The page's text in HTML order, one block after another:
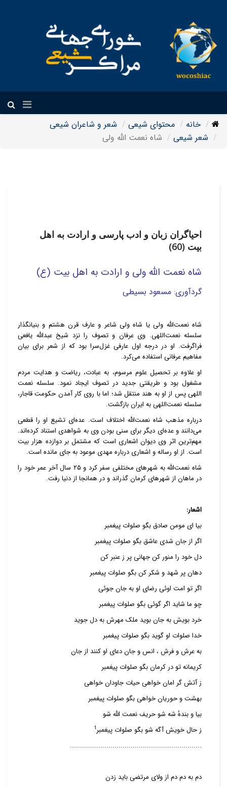
خانه محتوای شیعی
شعر و شاعران شیعی
شعر شیعی
شاه نعمت الله ولی
احیاگران زبان و ادب پارسی و ارادت به اهل
بیت (60)
شاه نعمت الله ولی و ارادت به اهل بیت (ع)
گردآوری: مسعود بسیطی
شاه نعمت‌الله ولی یا شاه ولی شاعر و عارف قرن هشتم و بنیانگذار
سلسله نعمت‌اللهی. وی عرفان و تصوف را نزد شیخ عبدالله یافعی
فراگرفت. او در درجه اول عارفی غزل‌سرا بود که از شعر برای بیان
مفاهیم عرفانی استفاده می‌کرد.
او علاوه بر تحصیل علوم مرسوم،‌ به عبادت، ریاضت و هدایت مردم
مشغول بود و طریقتی جدید در تصوف ایجاد نمود. سلسله نعمت
اللهی پس از او به هند منتقل شد؛ اما با روی کار آمدن حکومت قاجار،
سلسله نعمت‌اللهی به ایران بازگشت.
درباره مذهب شاه نعمت‌الله اختلاف است. عده‌ای تشیع او را قطعی
می‌دانند و عده‌ای دیگر برای سنی بودن وی به شواهدی استناد کرده‌اند.
مهم‌ترین اثر وی دیوان اشعاری است که مشتمل بر دوازده هزار بیت
است. از او رساله و اشعاری درباره مهدی موعود به جای مانده است.
شاه نعمت‌الله به شهر‌های مختلفی سفر کرد و ۲۵ سال آخر عمر خود را
در ماهان از شهرهای کرمان گذراند و در همانجا از دنیا رفت.
اشعار:
بیا ای مومن صادق بگو صلوات پیغمبر
اگر از جان شدی عاشق بگو صلوات پیغمبر
دل خود را منور کن جهانی پر ز عنبر کن
دهان پر شهد و شکر کن بگو صلوات پیغمبر
اگر تو امت اوئی رضای او به جان جوئی
چو ما شاید اگر گوئی بگو صلوات پیغمبر
خرد بویش به جان بوید ملک مهرش به دل جوید
خدا صلوات او گوید بگو صلوات پیغمبر
به عرش و فرش ، انس و جان دعای او کنند از جان
کریمانه تو در کرمان بگو صلوات پیغمبر
ز آتش گر امان خواهی حیات جاودان خواهی
بهشت و حوریان خواهی بگو صلوات پیغمبر
بیا و بندهٔ شه شو حریف نعمت الله شو
ز حال خویش آگه شو بگو صلوات پیغمبر1
.................................................................
دم به دم دم از ولای مرتضی باید زدن